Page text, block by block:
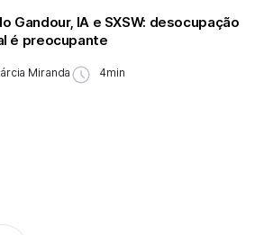
Gandour, IA e SXSW: desocupação
é preocupante
Miranda 4min